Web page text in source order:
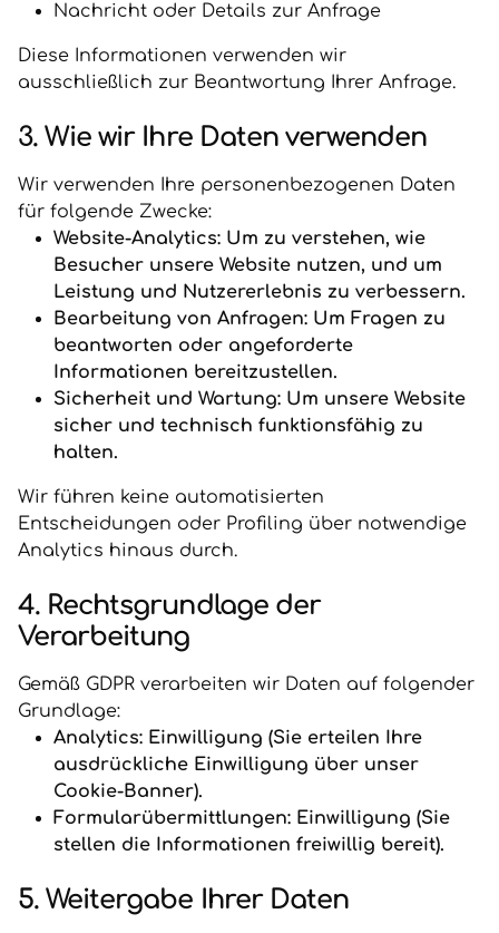
Nachricht oder Details zur Anfrage
Diese Informationen verwenden wir
ausschließlich zur Beantwortung Ihrer Anfrage.
3. Wie wir Ihre Daten verwenden
Wir verwenden Ihre personenbezogenen Daten
für folgende Zwecke:
Website-Analytics: Um zu verstehen, wie
Besucher unsere Website nutzen, und um
Leistung und Nutzererlebnis zu verbessern.
Bearbeitung von Anfragen: Um Fragen zu
beantworten oder angeforderte
Informationen bereitzustellen.
Sicherheit und Wartung: Um unsere Website
sicher und technisch funktionsfähig zu
halten.
Wir führen keine automatisierten
Entscheidungen oder Profiling über notwendige
Analytics hinaus durch.
4. Rechtsgrundlage der
Verarbeitung
Gemäß GDPR verarbeiten wir Daten auf folgender
Grundlage:
Analytics: Einwilligung (Sie erteilen Ihre
ausdrückliche Einwilligung über unser
Cookie-Banner).
Formularübermittlungen: Einwilligung (Sie
stellen die Informationen freiwillig bereit).
5. Weitergabe Ihrer Daten